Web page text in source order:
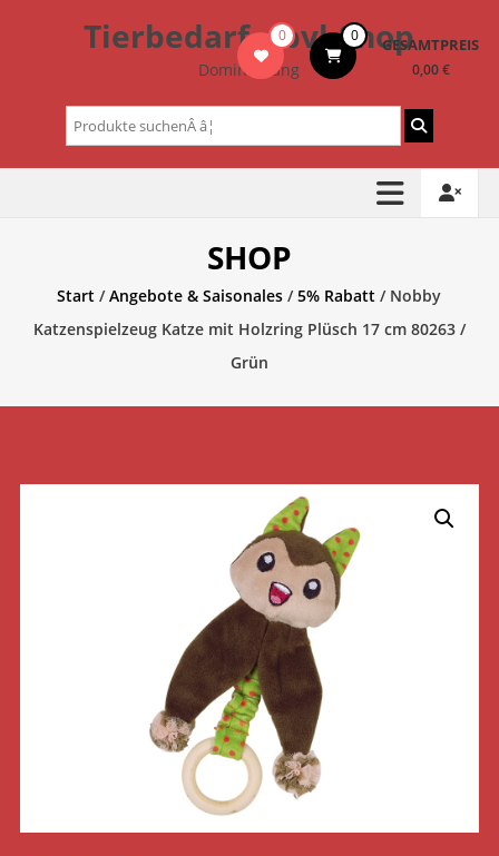
Tierbedarf – bvl-Shop
Dominik Lang
0 0 GESAMTPREIS
0,00 €
Suchen
nach:
SHOP
Start /Angebote & Saisonales /5% Rabatt / Nobby
Katzenspielzeug Katze mit Holzring Plüsch 17 cm 80263 /
Grün